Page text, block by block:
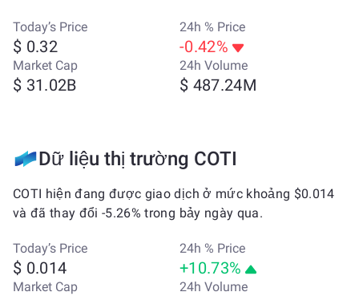
Today’s Price
$ 0.32
24h % Price
-0.42%
Market Cap
$ 31.02B
24h Volume
$ 487.24M
Dữ liệu thị trường COTI
COTI hiện đang được giao dịch ở mức khoảng $0.014
và đã thay đổi -5.26% trong bảy ngày qua.
Today’s Price
$ 0.014
24h % Price
+10.73%
Market Cap 24h Volume